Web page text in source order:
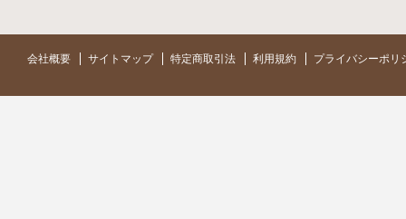
会社概要 サイトマップ 特定商取引法 利用規約 プライバシーポリ